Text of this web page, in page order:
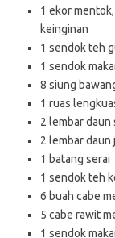
1 ekor
keinginan
1 sendok teh
1 sendok
8 siung
1 ruas
2 lembar daun
2 lembar daun
1 batang serai
1 sendok teh
6 buah cabe
5 cabe rawit
1 sendok